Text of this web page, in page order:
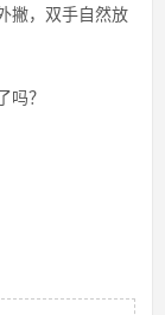
撇，双手自然放
？